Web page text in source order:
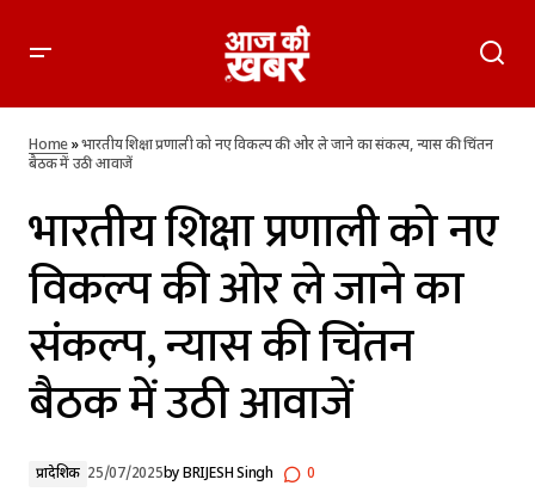
की चिंतन बैठक में उठी आवाजें
Home»भारतीय शिक्षा प्रणाली को नए विकल्प की ओर ले जाने का संकल्प, न्यास की चिंतन
बैठक में उठी आवाजें
भारतीय शिक्षा प्रणाली को नए
विकल्प की ओर ले जाने का
संकल्प, न्यास की चिंतन
बैठक में उठी आवाजें
प्रादेशिक 25/07/2025byBRIJESH Singh 0